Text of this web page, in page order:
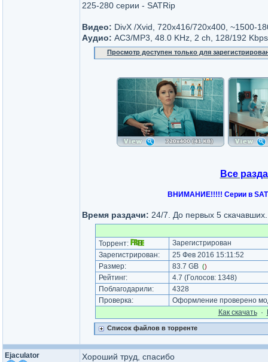
225-280 серии - SATRip
Видео: DivX /Xvid, 720х416/720x400, ~1500-
Аудио: AC3/MP3, 48.0 KHz, 2 ch, 128/192
Просмотр доступен только для
Все
ВНИМАНИЕ!!!!! Серии в
Время раздачи: 24/7. До первых 5 скачавших.
Торрент:
Зарегистрирован
Зарегистрирован:
25 Фев 2016 15:11:52
Размер:
83.7 GB ()
Рейтинг: 4.7 (Голосов: 1348)
Поблагодарили:
4328
Проверка:
Оформление проверено
Как cкачать·
Список файлов в торренте
Ejaculator Хороший труд, спасибо